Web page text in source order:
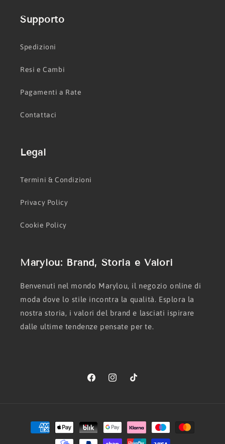
Supporto
Spedizioni
Resi e Cambi
Pagamenti a Rate
Contattaci
Legal
Termini & Condizioni
Privacy Policy
Cookie Policy
Marylou: Brand, Storia e Valori
Benvenuti nel mondo Marylou, il negozio online di
moda dove lo stile incontra la qualità. Esplora la
nostra storia, i valori del brand e lasciati ispirare
dalle ultime tendenze pensate per te.
FacebookInstagramTikTok
Metodi
di